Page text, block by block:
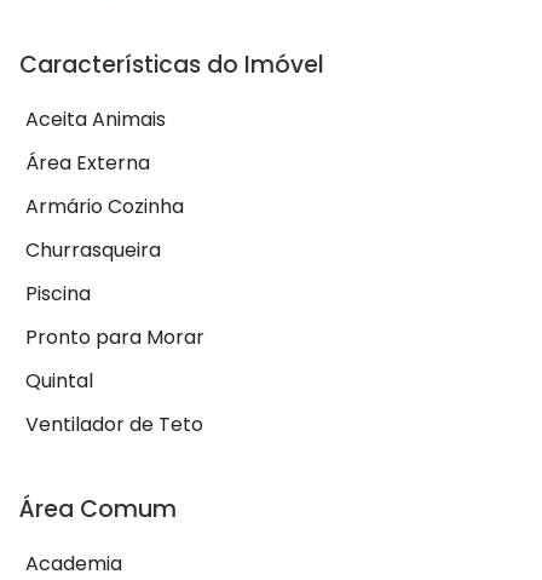
Características do Imóvel
Aceita Animais
Área Externa
Armário Cozinha
Churrasqueira
Piscina
Pronto para Morar
Quintal
Ventilador de Teto
Área Comum
Academia